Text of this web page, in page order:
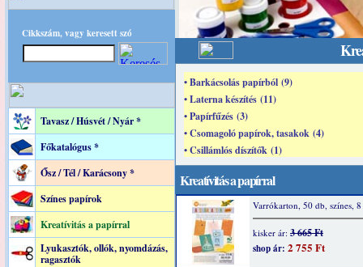
Cikkszám, vagy keresett szó
Tavasz / Húsvét / Nyár *
Főkatalógus *
Ősz / Tél / Karácsony *
Színes papírok
Kreatívitás a papírral
Lyukasztók, ollók, nyomdázás,
ragasztók
• Barkácsolás papírból (9)
• Laterna készítés (11)
• Papírfűzés (3)
• Csomagoló papírok, tasakok (4)
• Csillámlós díszítők (1)
Kreatívitás a papírral
Varrókarton, 50 db, színes,
kisker ár: 3 665 Ft
shop ár: 2 755 Ft